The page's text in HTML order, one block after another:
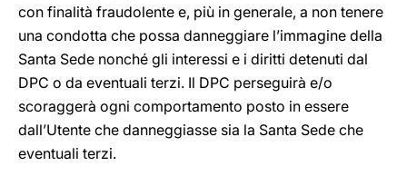
con finalità fraudolente e, più in generale, a non tenere
una condotta che possa danneggiare l’immagine della
Santa Sede nonché gli interessi e i diritti detenuti dal
DPC o da eventuali terzi. Il DPC perseguirà e/o
scoraggerà ogni comportamento posto in essere
dall’Utente che danneggiasse sia la Santa Sede che
eventuali terzi.